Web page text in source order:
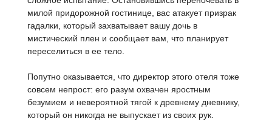
милой придорожной гостинице, вас атакует призрак
гадалки, который захватывает вашу дочь в
мистический плен и сообщает вам, что планирует
переселиться в ее тело.
Попутно оказывается, что директор этого отеля тоже
совсем непрост: его разум охвачен яростным
безумием и невероятной тягой к древнему дневнику,
который он никогда не выпускает из своих рук.